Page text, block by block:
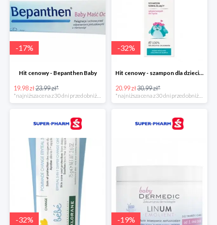
-17%
Hit cenowy - Bepanthen Baby
19.98 zł23.99 zł*
*najniższa cena z 30 dni przed obniżką
-32%
Hit cenowy - szampon dla dzieci Oillan Baby
20.99 zł30.99 zł*
*najniższa cena z 30 dni przed obniżką
-32% -19%